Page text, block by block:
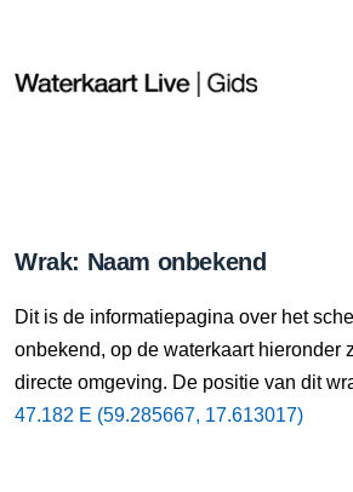
Wrak: Naam onbekend
Dit is de informatiepagina over het
onbekend, op de waterkaart hieronder
directe omgeving. De positie van dit
47.182 E (59.285667, 17.613017)